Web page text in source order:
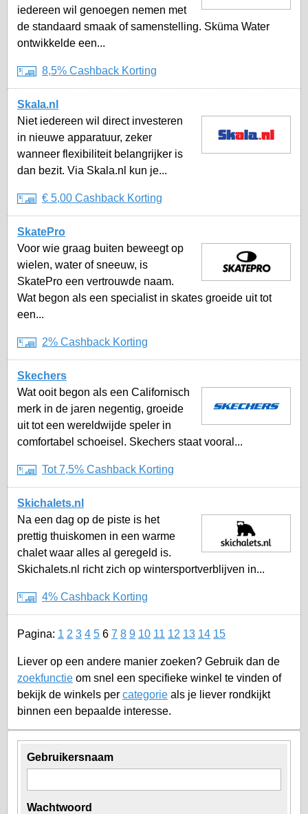
Gebruikersnaam
Wachtwoord
iedereen wil genoegen nemen met
de standaard smaak of samenstelling. Sküma Water
ontwikkelde een...
8,5% Cashback Korting
Skala.nl
Niet iedereen wil direct investeren
in nieuwe apparatuur, zeker
wanneer flexibiliteit belangrijker is
dan bezit. Via Skala.nl kun je...
€ 5,00 Cashback Korting
SkatePro
Voor wie graag buiten beweegt op
wielen, water of sneeuw, is
SkatePro een vertrouwde naam.
Wat begon als een specialist in skates groeide uit tot
een...
2% Cashback Korting
Skechers
Wat ooit begon als een Californisch
merk in de jaren negentig, groeide
uit tot een wereldwijde speler in
comfortabel schoeisel. Skechers staat vooral...
Tot 7,5% Cashback Korting
Skichalets.nl
Na een dag op de piste is het
prettig thuiskomen in een warme
chalet waar alles al geregeld is.
Skichalets.nl richt zich op wintersportverblijven in...
4% Cashback Korting
Pagina: 1 2 3 4 5 6 7 8 9 10 11 12 13 14 15
Liever op een andere manier zoeken? Gebruik dan de
zoekfunctie om snel een specifieke winkel te vinden of
bekijk de winkels per categorie als je liever rondkijkt
binnen een bepaalde interesse.